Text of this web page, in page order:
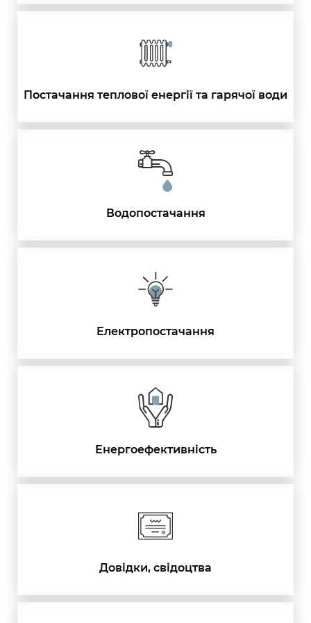
Постачання теплової енергії та гарячої води
Водопостачання
Електропостачання
Енергоефективність
Довідки, свідоцтва